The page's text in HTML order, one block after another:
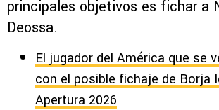
principales objetivos es fichar a
Deossa.
El jugador del América que se
con el posible fichaje de Borja
Apertura 2026